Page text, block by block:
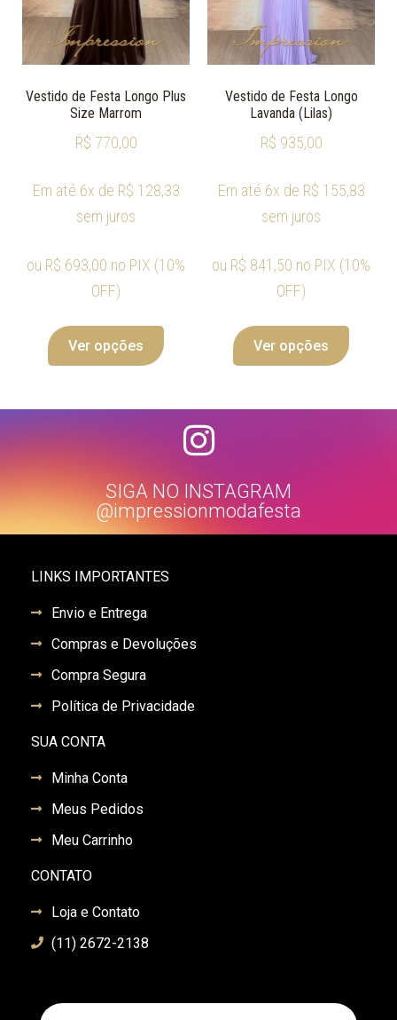
Vestido de Festa Longo Plus
Size Marrom
R$ 770,00
Em até 6x de R$ 128,33
sem juros
ou R$ 693,00 no PIX (10%
OFF)
Ver opções
Vestido de Festa Longo
Lavanda (Lilas)
R$ 935,00
Em até 6x de R$ 155,83
sem juros
ou R$ 841,50 no PIX (10%
OFF)
Ver opções
SIGA NO INSTAGRAM
@impressionmodafesta
LINKS IMPORTANTES
Envio e Entrega
Compras e Devoluções
Compra Segura
Política de Privacidade
SUA CONTA
Minha Conta
Meus Pedidos
Meu Carrinho
CONTATO
Loja e Contato
(11) 2672-2138